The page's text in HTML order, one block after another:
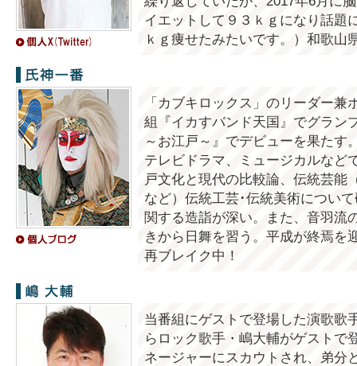
イエットして９３ｋｇになり話題
ｋｇ痩せたみたいです。）和歌山
氏神一番
「カブキロックス」のリーダー
組『イカすバンド天国』でグラン
～お江戸～』でデビューを果たす
テレビドラマ、ミュージカルなど
戸文化と現代の比較論、伝統芸能
など）伝統工芸･伝統美術につい
関する造詣が深い。また、音羽流
きから日舞を習う。平成が終焉を
再ブレイク中！
嶋大輔
当番組にゲストで登場した演歌歌
らロック歌手・嶋大輔がゲストで
ネージャーにスカウトされ、弟分